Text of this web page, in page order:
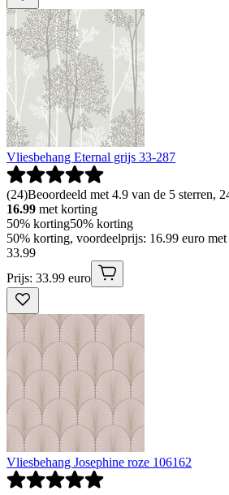
Vliesbehang Eternal grijs 33-287
(24)Beoordeeld met 4.9 van de 5 sterren,
16.99 met korting
50% korting50% korting
50% korting, voordeelprijs: 16.99 euro
33.99
Prijs: 33.99 euro
Vliesbehang Josephine roze 106162